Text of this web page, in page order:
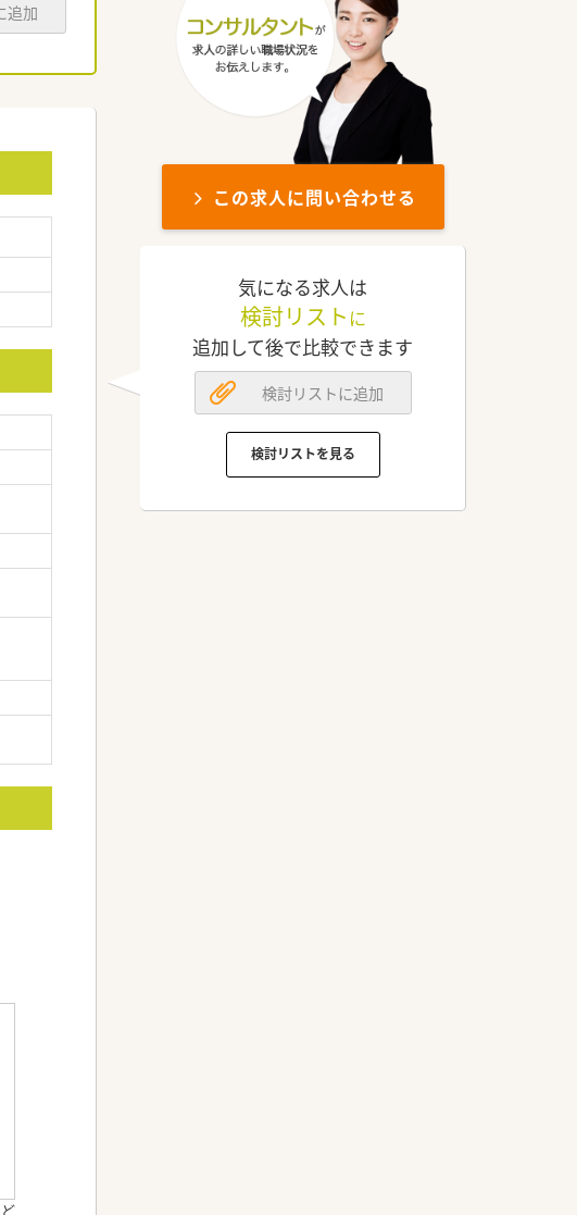
追加
この求人に問い合わせる
気になる求人は
検討リスト に
追加して後で比較できます
検討リストに追加
検討リストを見る